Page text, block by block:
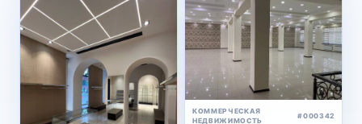
КОММЕРЧЕСКАЯ
НЕДВИЖИМОСТЬ
#000342